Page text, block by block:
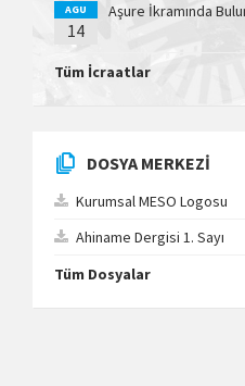
AGU
14
Aşure İkramında
Tüm İcraatlar
DOSYA MERKEZI
Kurumsal MESO Logosu
Ahiname Dergisi 1. Sayı
Tüm Dosyalar